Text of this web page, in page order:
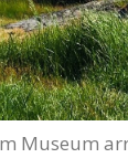
Museum